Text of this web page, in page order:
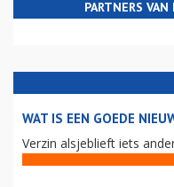
PARTNERS
WAT IS EEN GOEDE
Verzin alsjeblieft iets